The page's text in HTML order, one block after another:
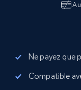
Ne payez que
Compatible